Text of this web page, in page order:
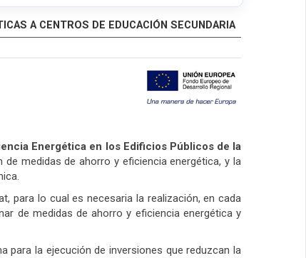
A CENTROS DE EDUCACIÓN SECUNDARIA
Energética en los Edificios Públicos de la
medidas de ahorro y eficiencia energética, y la
para lo cual es necesaria la realización, en cada
de medidas de ahorro y eficiencia energética y
para la ejecución de inversiones que reduzcan la